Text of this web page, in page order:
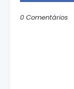
0 Comentários